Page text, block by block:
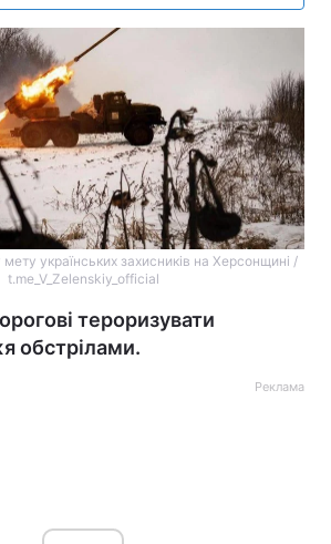
українських захисників на Херсонщині /
t.me_V_Zelenskiy_official
тероризувати
обстрілами.
Реклама